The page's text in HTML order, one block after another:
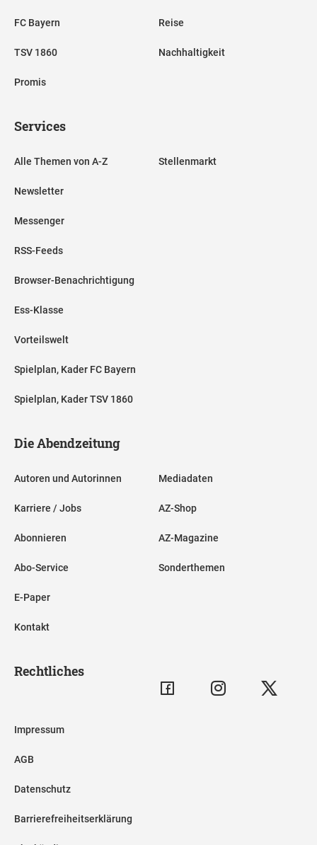
FC Bayern
TSV 1860
Promis
Reise
Nachhaltigkeit
Services
Alle Themen von A-Z
Newsletter
Messenger
RSS-Feeds
Browser-Benachrichtigung
Ess-Klasse
Vorteilswelt
Spielplan, Kader FC Bayern
Spielplan, Kader TSV 1860
Stellenmarkt
Die Abendzeitung
Autoren und Autorinnen
Karriere / Jobs
Abonnieren
Abo-Service
E-Paper
Kontakt
Mediadaten
AZ-Shop
AZ-Magazine
Sonderthemen
Rechtliches
Impressum
AGB
Datenschutz
Barrierefreiheitserklärung